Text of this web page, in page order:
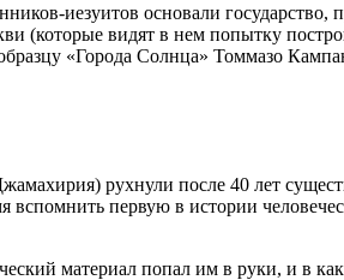
иезуитов основали
(которые видят в нем попытку
«Города Солнца» Томмазо
рухнули после 40 лет
первую в истории
материал попал им в руки, и в